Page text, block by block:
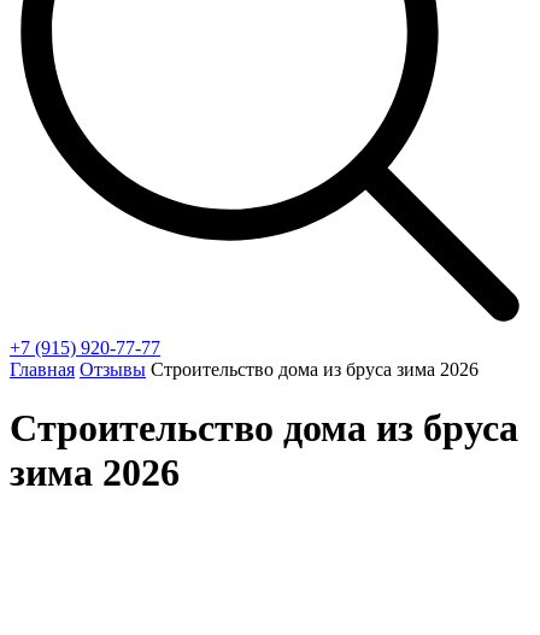
+7 (915) 920-77-77
Главная Отзывы Строительство дома из бруса зима 2026
Строительство дома из бруса
зима 2026